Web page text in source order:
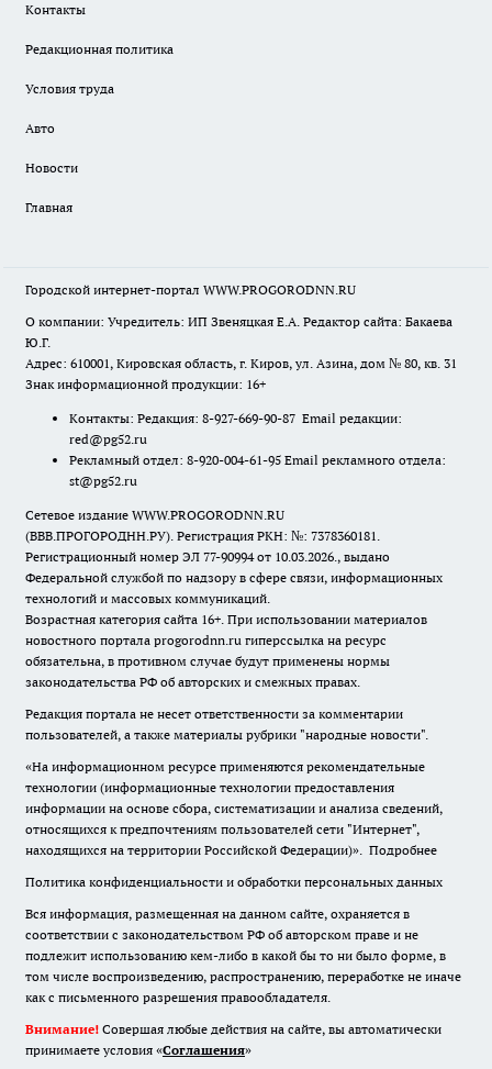
Контакты
Редакционная политика
Условия труда
Авто
Новости
Главная
Городской интернет-портал WWW.PROGORODNN.RU
О компании: Учредитель: ИП Звеняцкая Е.А. Редактор сайта: Бакаева
Ю.Г.
Адрес: 610001, Кировская область, г. Киров, ул. Азина, дом № 80, кв. 31
Знак информационной продукции: 16+
Контакты: Редакция: 8-927-669-90-87 Email редакции:
red@pg52.ru
Рекламный отдел: 8-920-004-61-95 Email рекламного отдела:
st@pg52.ru
Сетевое издание WWW.PROGORODNN.RU
(ВВВ.ПРОГОРОДНН.РУ). Регистрация РКН: №: 7378360181.
Регистрационный номер ЭЛ 77-90994 от 10.03.2026., выдано
Федеральной службой по надзору в сфере связи, информационных
технологий и массовых коммуникаций.
Возрастная категория сайта 16+. При использовании материалов
новостного портала progorodnn.ru гиперссылка на ресурс
обязательна, в противном случае будут применены нормы
законодательства РФ об авторских и смежных правах.
Редакция портала не несет ответственности за комментарии
пользователей, а также материалы рубрики "народные новости".
«На информационном ресурсе применяются рекомендательные
технологии (информационные технологии предоставления
информации на основе сбора, систематизации и анализа сведений,
относящихся к предпочтениям пользователей сети "Интернет",
находящихся на территории Российской Федерации)». Подробнее
Политика конфиденциальности и обработки персональных данных
Вся информация, размещенная на данном сайте, охраняется в
соответствии с законодательством РФ об авторском праве и не
подлежит использованию кем-либо в какой бы то ни было форме, в
том числе воспроизведению, распространению, переработке не иначе
как с письменного разрешения правообладателя.
Внимание! Совершая любые действия на сайте, вы автоматически
принимаете условия «Cоглашения»